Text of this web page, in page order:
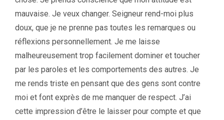
mauvaise. Je veux changer. Seigneur rend-moi plus
doux, que je ne prenne pas toutes les remarques ou
réflexions personnellement. Je me laisse
malheureusement trop facilement dominer et toucher
par les paroles et les comportements des autres. Je
me rends triste en pensant que des gens sont contre
moi et font exprès de me manquer de respect. J’ai
cette impression d’être le laisser pour compte et que